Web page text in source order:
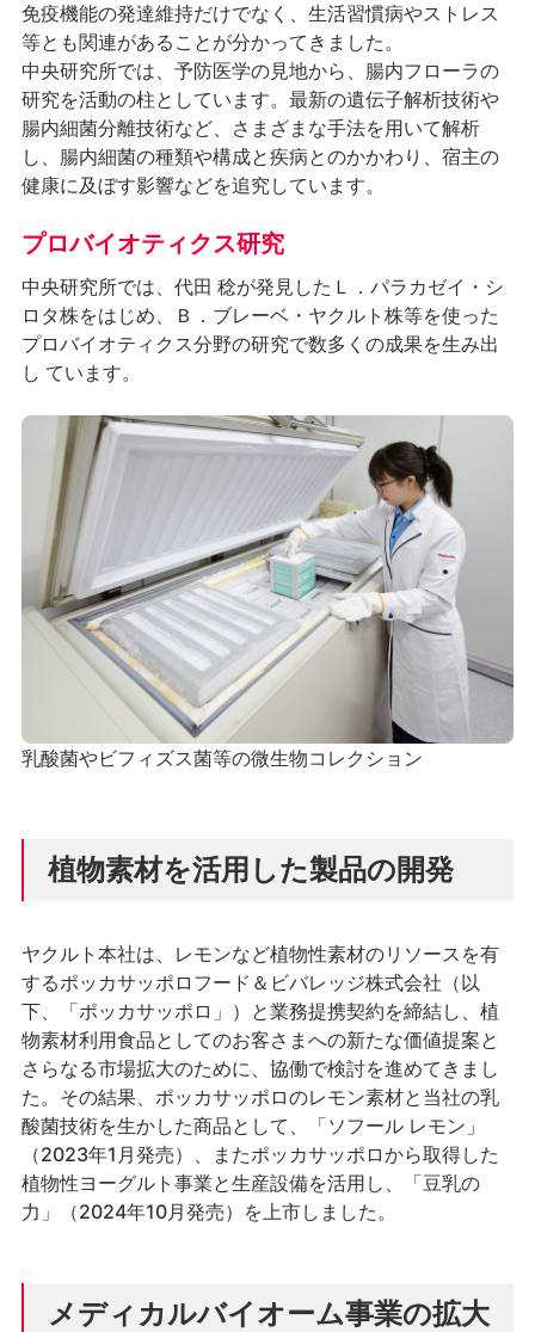
免疫機能の発達維持だけでなく、生活習慣病やストレス
等とも関連があることが分かってきました。
中央研究所では、予防医学の見地から、腸内フローラの
研究を活動の柱としています。最新の遺伝子解析技術や
腸内細菌分離技術など、さまざまな手法を用いて解析
し、腸内細菌の種類や構成と疾病とのかかわり、宿主の
健康に及ぼす影響などを追究しています。
プロバイオティクス研究
中央研究所では、代田 稔が発見したＬ．パラカゼイ・シ
ロタ株をはじめ、Ｂ．ブレーベ・ヤクルト株等を使った
プロバイオティクス分野の研究で数多くの成果を生み出
し ています。
乳酸菌やビフィズス菌等の微生物コレクション
植物素材を活用した製品の開発
ヤクルト本社は、レモンなど植物性素材のリソースを有
するポッカサッポロフード＆ビバレッジ株式会社（以
下、「ポッカサッポロ」）と業務提携契約を締結し、植
物素材利用食品としてのお客さまへの新たな価値提案と
さらなる市場拡大のために、協働で検討を進めてきまし
た。その結果、ポッカサッポロのレモン素材と当社の乳
酸菌技術を生かした商品として、「ソフール レモン」
（2023年1月発売）、またポッカサッポロから取得した
植物性ヨーグルト事業と生産設備を活用し、「豆乳の
力」（2024年10月発売）を上市しました。
メディカルバイオーム事業の拡大